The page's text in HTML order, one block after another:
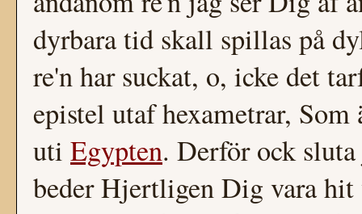
dyrbara tid skall spillas på
re'n har suckat, o, icke det
epistel utaf hexametrar,
uti Egypten. Derför ock
beder Hjertligen Dig vara